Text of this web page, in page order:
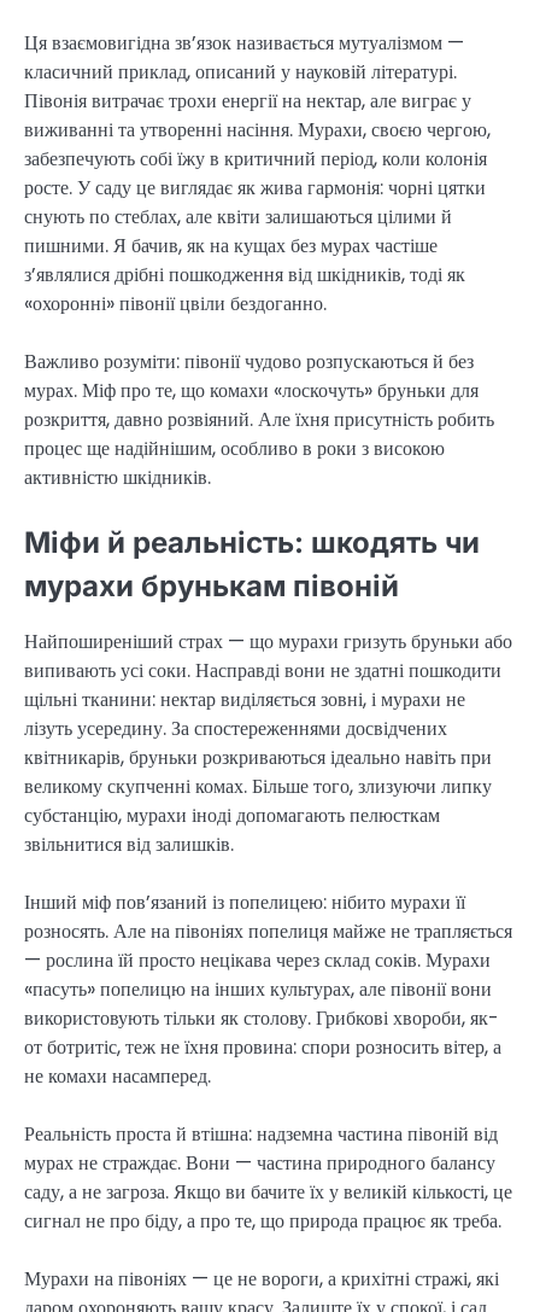
Ця взаємовигідна зв’язок називається мутуалізмом —
класичний приклад, описаний у науковій літературі.
Півонія витрачає трохи енергії на нектар, але виграє у
виживанні та утворенні насіння. Мурахи, своєю чергою,
забезпечують собі їжу в критичний період, коли колонія
росте. У саду це виглядає як жива гармонія: чорні цятки
снують по стеблах, але квіти залишаються цілими й
пишними. Я бачив, як на кущах без мурах частіше
з’являлися дрібні пошкодження від шкідників, тоді як
«охоронні» півонії цвіли бездоганно.
Важливо розуміти: півонії чудово розпускаються й без
мурах. Міф про те, що комахи «лоскочуть» бруньки для
розкриття, давно розвіяний. Але їхня присутність робить
процес ще надійнішим, особливо в роки з високою
активністю шкідників.
Міфи й реальність: шкодять чи
мурахи брунькам півоній
Найпоширеніший страх — що мурахи гризуть бруньки або
випивають усі соки. Насправді вони не здатні пошкодити
щільні тканини: нектар виділяється зовні, і мурахи не
лізуть усередину. За спостереженнями досвідчених
квітникарів, бруньки розкриваються ідеально навіть при
великому скупченні комах. Більше того, злизуючи липку
субстанцію, мурахи іноді допомагають пелюсткам
звільнитися від залишків.
Інший міф пов’язаний із попелицею: нібито мурахи її
розносять. Але на півоніях попелиця майже не трапляється
— рослина їй просто нецікава через склад соків. Мурахи
«пасуть» попелицю на інших культурах, але півонії вони
використовують тільки як столову. Грибкові хвороби, як-
от ботритіс, теж не їхня провина: спори розносить вітер, а
не комахи насамперед.
Реальність проста й втішна: надземна частина півоній від
мурах не страждає. Вони — частина природного балансу
саду, а не загроза. Якщо ви бачите їх у великій кількості, це
сигнал не про біду, а про те, що природа працює як треба.
Мурахи на півоніях — це не вороги, а крихітні стражі, які